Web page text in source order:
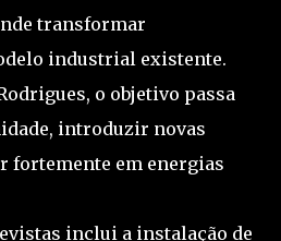
transformar
industrial existente.
o objetivo passa
introduzir novas
fortemente em energias
inclui a instalação de